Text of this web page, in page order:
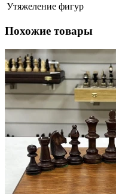
Утяжеление фигур
Похожие товары